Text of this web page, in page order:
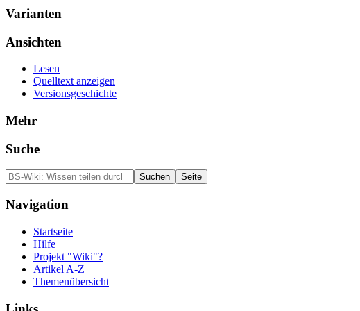
Varianten
Ansichten
Lesen
Quelltext anzeigen
Versionsgeschichte
Mehr
Suche
Navigation
Startseite
Hilfe
Projekt "Wiki"?
Artikel A-Z
Themenübersicht